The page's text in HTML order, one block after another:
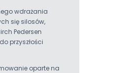
wdrażania
się silosów,
Pedersen
przyszłości
oparte na